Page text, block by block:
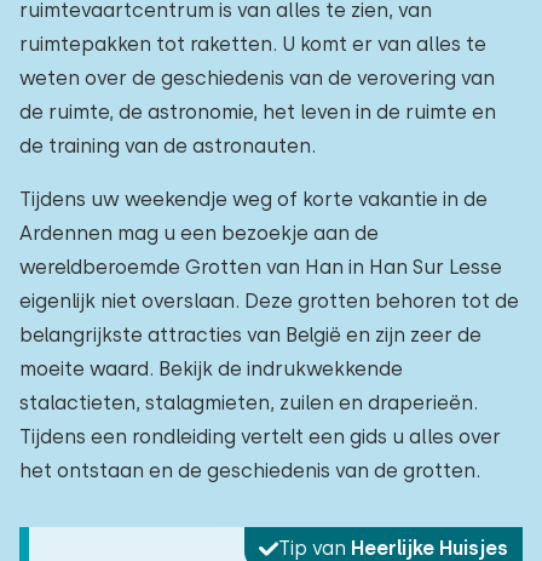
ruimtevaartcentrum is van alles te zien, van
ruimtepakken tot raketten. U komt er van alles te
weten over de geschiedenis van de verovering van
de ruimte, de astronomie, het leven in de ruimte en
de training van de astronauten.
Tijdens uw weekendje weg of korte vakantie in de
Ardennen mag u een bezoekje aan de
wereldberoemde Grotten van Han in Han Sur Lesse
eigenlijk niet overslaan. Deze grotten behoren tot de
belangrijkste attracties van België en zijn zeer de
moeite waard. Bekijk de indrukwekkende
stalactieten, stalagmieten, zuilen en draperieën.
Tijdens een rondleiding vertelt een gids u alles over
het ontstaan en de geschiedenis van de grotten.
Tip van Heerlijke Huisjes